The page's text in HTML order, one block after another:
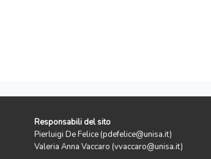
Responsabili del sito
Pierluigi De Felice (pdefelice@unisa.it)
Valeria Anna Vaccaro (vvaccaro@unisa.it)